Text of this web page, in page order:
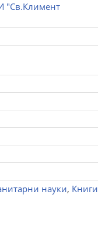
"Св.Климент
науки, Книги